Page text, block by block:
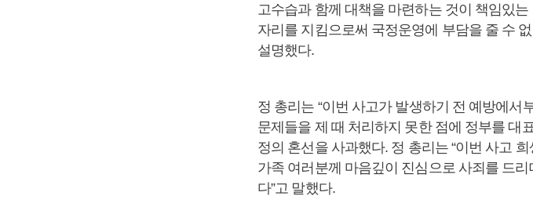
고수습과 함께 대책을 마련하는 것이 책임있
자리를 지킴으로써 국정운영에 부담을 줄 수
설명했다.
정 총리는 “이번 사고가 발생하기 전 예방에
문제들을 제 때 처리하지 못한 점에 정부를 대
정의 혼선을 사과했다. 정 총리는 “이번 사고
가족 여러분께 마음깊이 진심으로 사죄를 드
다”고 말했다.